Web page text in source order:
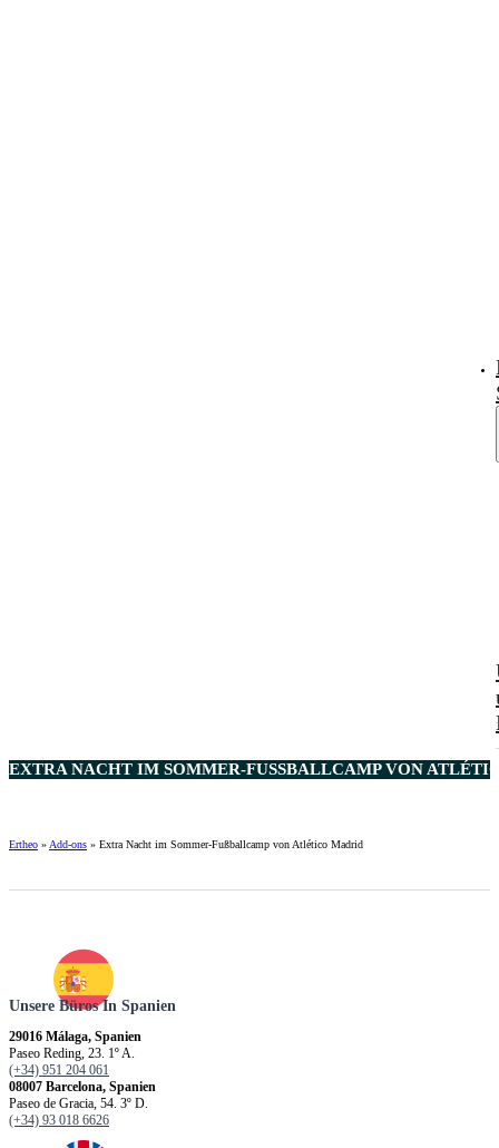
EXTRA NACHT IM SOMMER-FUSSBALLCAMP VON
Ertheo »Add-ons » Extra Nacht im Sommer-Fußballcamp von Atlético Madrid
Unsere Büros In Spanien
29016 Málaga, Spanien
Paseo Reding, 23. 1º A.
(+34) 951 204 061
08007 Barcelona, Spanien
Paseo de Gracia, 54. 3º D.
(+34) 93 018 6626